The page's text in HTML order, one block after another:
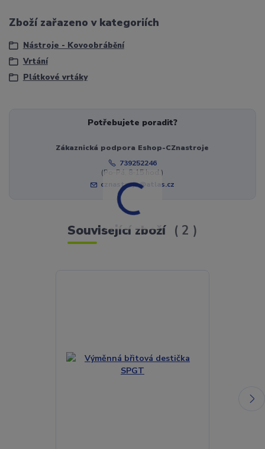
Zboží zařazeno v kategoriích
Nástroje - Kovoobrábění
Vrtání
Plátkové vrtáky
Potřebujete poradit?
Zákaznická podpora Eshop-CZnastroje
739252246
(Po-Pá, 8-15 hod.)
cznastroje@atlas.cz
Související zboží 2